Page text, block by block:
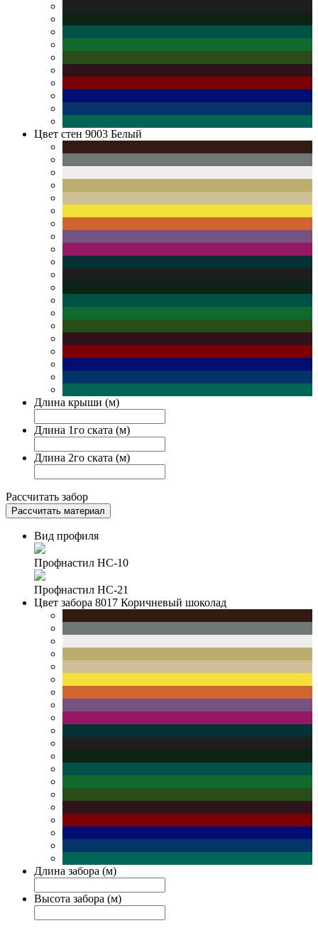
Цвет стен 9003 Белый
Длина крыши (м)
Длина 1го ската (м)
Длина 2го ската (м)
Рассчитать забор
Рассчитать материал
Вид профиля
Профнастил НС-10
Профнастил НС-21
Цвет забора 8017 Коричневый шоколад
Длина забора (м)
Высота забора (м)